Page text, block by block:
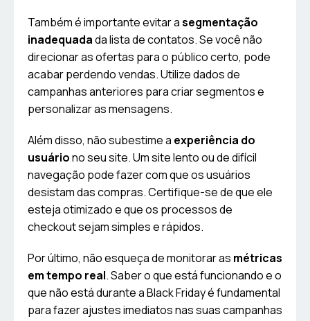
Também é importante evitar asegmentação
inadequadada lista de contatos. Se você não
direcionar as ofertas para o público certo, pode
acabar perdendo vendas. Utilize dados de
campanhas anteriores para criar segmentos e
personalizar as mensagens.
Além disso, não subestime a experiência do
usuáriono seu site. Um site lento ou de difícil
navegação pode fazer com que os usuários
desistam das compras. Certifique-se de que ele
esteja otimizado e que os processos de
checkout sejam simples e rápidos.
Por último, não esqueça de monitorar as métricas
em tempo real. Saber o que está funcionando e o
que não está durante a Black Friday é fundamental
para fazer ajustes imediatos nas suas campanhas